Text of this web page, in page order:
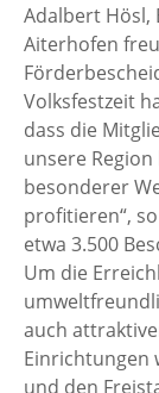
Adalbert Hösl,
Aiterhofen
Volksfestzeit
dass die
unsere
besonderer
profitieren“,
etwa 3.500
Um die
auch
Einrichtungen
und den